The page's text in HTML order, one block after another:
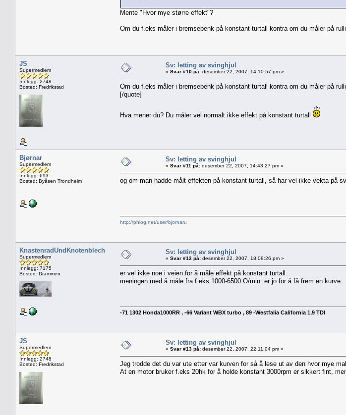
Mente "Hvor mye større effekt"?
Om du f.eks måler i bremsebenk på konstant turtall kontra om du måler på
JS
Supermedlem
Innlegg: 2748
Bosted: Fredrikstad
Sv: letting av svinghjul
« Svar #10 på: desember 22, 2007, 14:10:57 pm »
Om du f.eks måler i bremsebenk på konstant turtall kontra om du måler på
[/quote]
Hva mener du? Du måler vel normalt ikke effekt på konstant turtall
Bjørnar
Supermedlem
Innlegg: 693
Bosted: Byåsen Trondheim
Sv: letting av svinghjul
« Svar #11 på: desember 22, 2007, 14:43:27 pm »
og om man hadde målt effekten på konstant turtall, så har vel ikke vekta på
http://phlog.net/user/bjornaru
KnastenradUndKnotenblech
Supermedlem
Innlegg: 7175
Bosted: Drammen
Sv: letting av svinghjul
« Svar #12 på: desember 22, 2007, 18:08:26 pm »
er vel ikke noe i veien for å måle effekt på konstant turtall.
meningen med å måle fra f.eks 1000-6500 O/min er jo for å få frem en kurve.
-71 1302 Honda1000RR , -66 Variant WBX turbo , 89 -Westfalia California 1,9 TDI
JS
Supermedlem
Innlegg: 2748
Bosted: Fredrikstad
Sv: letting av svinghjul
« Svar #13 på: desember 22, 2007, 22:11:04 pm »
Jeg trodde det du var ute etter var kurven for så å lese ut av den hvor mye
At en motor bruker f.eks 20hk for å holde konstant 3000rpm er sikkert fint,